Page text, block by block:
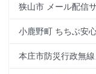
狭山市 メール配信
小鹿野町 ちちぶ安
本庄市防災行政無